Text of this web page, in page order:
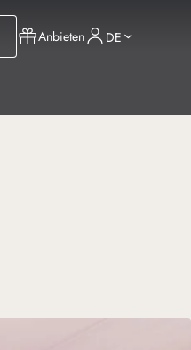
Anbieten DE